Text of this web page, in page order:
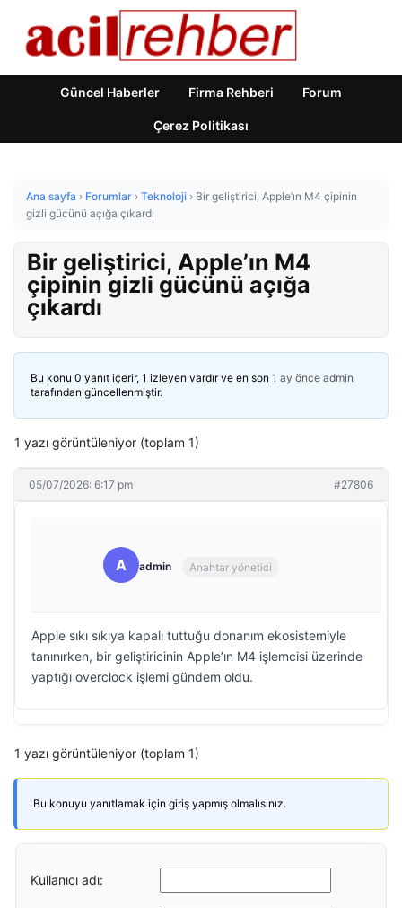
Güncel Haberler Firma Rehberi Forum
Çerez Politikası
Ana sayfa › Forumlar › Teknoloji › Bir geliştirici, Apple’ın M4 çipinin
gizli gücünü açığa çıkardı
Bir geliştirici, Apple’ın M4
çipinin gizli gücünü açığa
çıkardı
Bu konu 0 yanıt içerir, 1 izleyen vardır ve en son 1 ay önce admin
tarafından güncellenmiştir.
1 yazı görüntüleniyor (toplam 1)
05/07/2026: 6:17 pm #27806
A admin Anahtar yönetici
Apple sıkı sıkıya kapalı tuttuğu donanım ekosistemiyle
tanınırken, bir geliştiricinin Apple’ın M4 işlemcisi üzerinde
yaptığı overclock işlemi gündem oldu.
1 yazı görüntüleniyor (toplam 1)
Bu konuyu yanıtlamak için giriş yapmış olmalısınız.
Kullanıcı adı: